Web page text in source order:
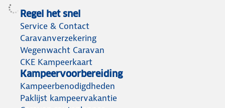
Regel het snel
Service & Contact
Caravanverzekering
Wegenwacht Caravan
CKE Kampeerkaart
Kampeervoorbereiding
Kampeerbenodigdheden
Paklijst kampeervakantie